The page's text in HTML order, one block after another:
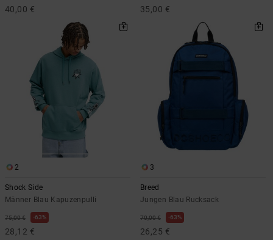
40,00 € 35,00 €
2
Shock Side
Männer Blau Kapuzenpulli
75,00 € 63%
28,12 €
3
Breed
Jungen Blau Rucksack
70,00 € 63%
26,25 €